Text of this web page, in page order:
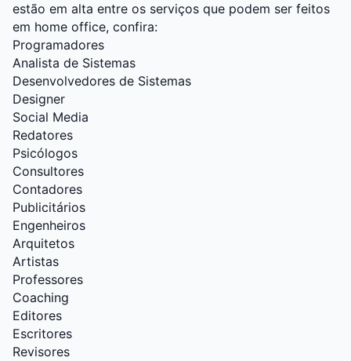
estão em alta entre os serviços que podem ser feitos
em home office, confira:
Programadores
Analista de Sistemas
Desenvolvedores de Sistemas
Designer
Social Media
Redatores
Psicólogos
Consultores
Contadores
Publicitários
Engenheiros
Arquitetos
Artistas
Professores
Coaching
Editores
Escritores
Revisores